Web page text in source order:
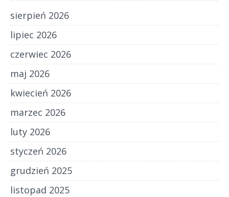
sierpień 2026
lipiec 2026
czerwiec 2026
maj 2026
kwiecień 2026
marzec 2026
luty 2026
styczeń 2026
grudzień 2025
listopad 2025